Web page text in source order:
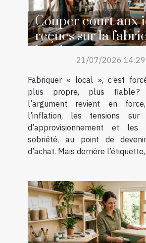
Couper court aux
reçues sur la
locale
21/07/2026 14:29
Fabriquer « local », c’est
plus propre, plus fiable ?
l’argument revient en
l’inflation, les tensions sur
d’approvisionnement et
sobriété, au point de
d’achat. Mais derrière